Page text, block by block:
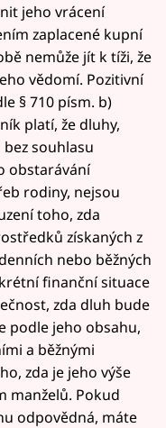
jeho vrácení
zaplacené kupní
nemůže jít k tíži, že
vědomí. Pozitivní
§ 710 písm. b)
platí, že dluhy,
souhlasu
obstarávání
rodiny, nejsou
toho, zda
získaných z
nebo běžných
finanční situace
zda dluh bude
podle jeho obsahu,
a běžnými
zda je jeho výše
manželů. Pokud
odpovědná, máte